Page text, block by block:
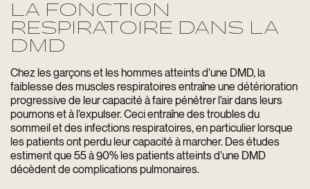
LA FONCTION
RESPIRATOIRE DANS LA
DMD
Chez les garçons et les hommes atteints d’une DMD, la
faiblesse des muscles respiratoires entraîne une détérioration
progressive de leur capacité à faire pénétrer l’air dans leurs
poumons et à l’expulser. Ceci entraîne des troubles du
sommeil et des infections respiratoires, en particulier lorsque
les patients ont perdu leur capacité à marcher. Des études
estiment que 55 à 90% les patients atteints d’une DMD
décèdent de complications pulmonaires.